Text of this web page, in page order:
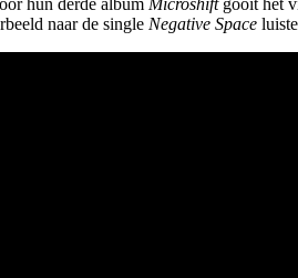
hun derde album Microshiftgooit het
naar de single Negative Space